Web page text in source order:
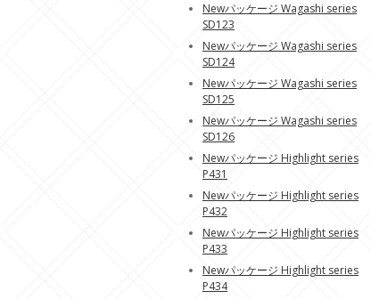
Newパッケージ Wagashi series
SD123
Newパッケージ Wagashi series
SD124
Newパッケージ Wagashi series
SD125
Newパッケージ Wagashi series
SD126
Newパッケージ Highlight series
P431
Newパッケージ Highlight series
P432
Newパッケージ Highlight series
P433
Newパッケージ Highlight series
P434